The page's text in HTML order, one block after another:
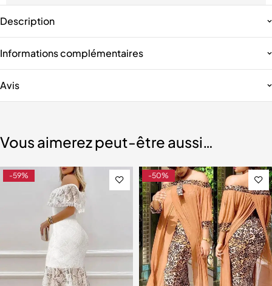
Description
Informations complémentaires
Avis
Vous aimerez peut-être aussi…
-59% -50%